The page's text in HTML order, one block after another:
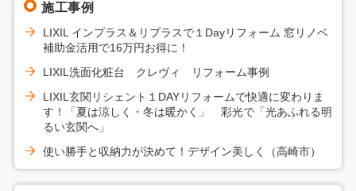
施工事例
LIXIL インプラス＆リプラスで１Dayリフォーム 窓リノベ
補助金活用で16万円お得に！
LIXIL洗面化粧台 クレヴィ リフォーム事例
LIXIL玄関リシェント１DAYリフォームで快適に変わりま
す！「夏は涼しく・冬は暖かく」 彩光で「光あふれる明
るい玄関へ」
使い勝手と収納力が決めて！デザイン美しく（高崎市）